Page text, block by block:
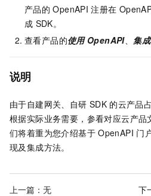
产品的 OpenAPI 注册在
成 SDK。
查看产品的使用 OpenAPI、 集
说明
由于自建网关、自研 SDK 的云产品
根据实际业务需要，参看对应云产
们将着重为您介绍基于 OpenAPI 门
现及集成方法。
上一篇：无 下